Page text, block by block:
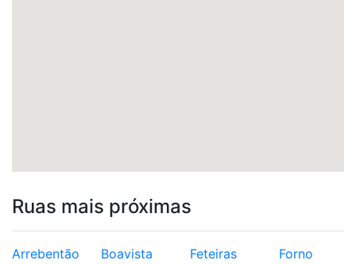
Ruas mais próximas
Arrebentão
Boavista
Feteiras
Forno